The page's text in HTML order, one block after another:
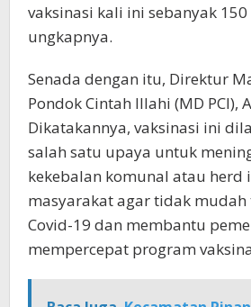
vaksinasi kali ini sebanyak 150
ungkapnya.
Senada dengan itu, Direktur
Pondok Cintah Illahi (MD PCI),
Dikatakannya, vaksinasi ini
salah satu upaya untuk
kekebalan komunal atau
masyarakat agar tidak mudah
Covid-19 dan membantu
mempercepat program